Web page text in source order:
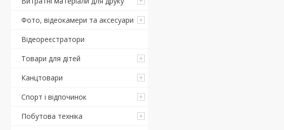
Фото, відеокамери та аксесуари
Відеореєстратори
Товари для дітей
Канцтовари
Спорт і відпочинок
Побутова техніка